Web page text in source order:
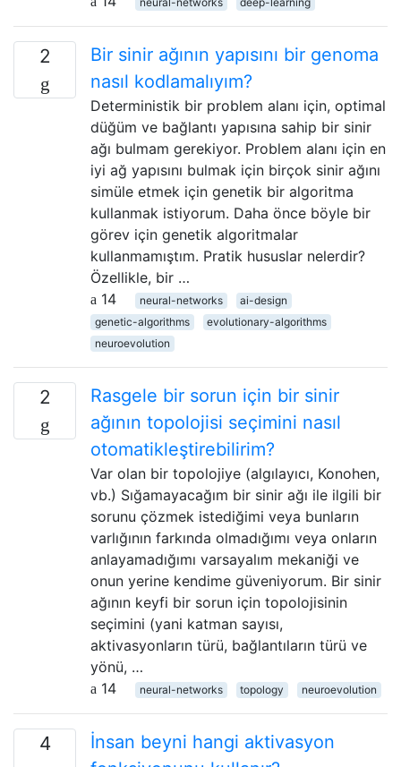
2
Bir sinir ağının yapısını bir genoma
nasıl kodlamalıyım?
Deterministik bir problem alanı için, optimal
düğüm ve bağlantı yapısına sahip bir sinir
ağı bulmam gerekiyor. Problem alanı için en
iyi ağ yapısını bulmak için birçok sinir ağını
simüle etmek için genetik bir algoritma
kullanmak istiyorum. Daha önce böyle bir
görev için genetik algoritmalar
kullanmamıştım. Pratik hususlar nelerdir?
Özellikle, bir …
14
neural-networks
ai-design
genetic-algorithms
evolutionary-algorithms
neuroevolution
2
Rasgele bir sorun için bir sinir
ağının topolojisi seçimini nasıl
otomatikleştirebilirim?
Var olan bir topolojiye (algılayıcı, Konohen,
vb.) Sığamayacağım bir sinir ağı ile ilgili bir
sorunu çözmek istediğimi veya bunların
varlığının farkında olmadığımı veya onların
anlayamadığımı varsayalım mekaniği ve
onun yerine kendime güveniyorum. Bir sinir
ağının keyfi bir sorun için topolojisinin
seçimini (yani katman sayısı,
aktivasyonların türü, bağlantıların türü ve
yönü, …
14
neural-networks topology neuroevolution
4
İnsan beyni hangi aktivasyon